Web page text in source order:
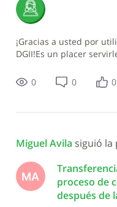
¡Gracias a usted por
DGII!Es un placer
0 0 0
Miguel Avila siguió la
MA
proceso de
después de